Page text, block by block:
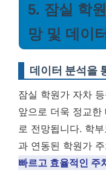
5. 잠실 학
망 및 데이
데이터 분석을
잠실 학원가 자차
앞으로 더욱 정교한
로 전망됩니다. 학
과 연동된 학원가
빠르고 효율적인 주